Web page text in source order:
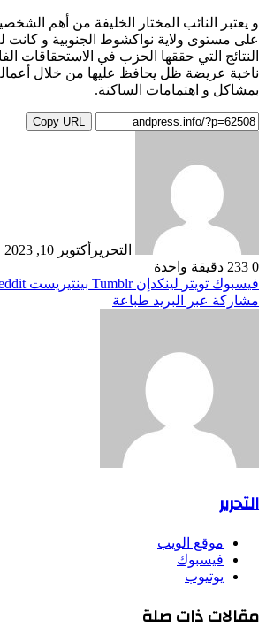
و يعتبر النائب المختار الخليفة من أهم
على مستوى ولاية نواكشوط الجنوبية و كانت
النتائج التي حققها الحزب في الاستحقاقات
ناخبة عريضة ظل يحافظ عليها من خلال
بمشاكل و اهتمامات الساكنة.
Copy URL
التحرير أكتوبر 10, 2023
0
دقيقة واحدة
فيسبوك تويتر لينكدإن بينتيريست
مشاركة عبر البريد طباعة
التحرير
موقع الويب
فيسبوك
يوتيوب
مقالات ذات صلة